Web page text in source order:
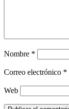
Nombre *
Correo electrónico *
Web